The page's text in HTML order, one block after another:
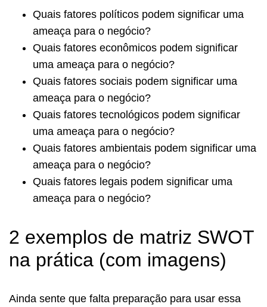
Quais fatores políticos podem significar uma
ameaça para o negócio?
Quais fatores econômicos podem significar
uma ameaça para o negócio?
Quais fatores sociais podem significar uma
ameaça para o negócio?
Quais fatores tecnológicos podem significar
uma ameaça para o negócio?
Quais fatores ambientais podem significar uma
ameaça para o negócio?
Quais fatores legais podem significar uma
ameaça para o negócio?
2 exemplos de matriz SWOT
na prática (com imagens)
Ainda sente que falta preparação para usar essa